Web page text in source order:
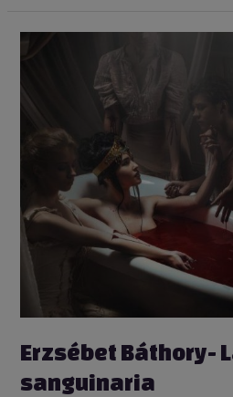
Erzsébet Báthory-
sanguinaria